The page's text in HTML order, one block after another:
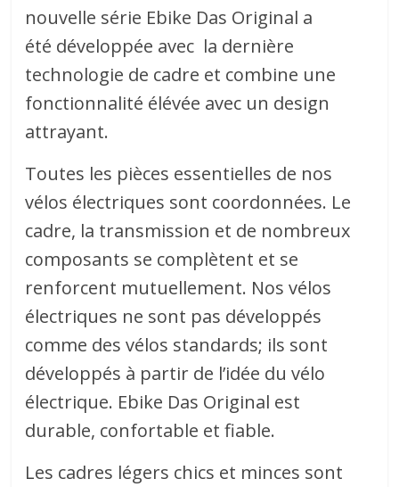
nouvelle série Ebike Das Original a
été développée avec la dernière
technologie de cadre et combine une
fonctionnalité élévée avec un design
attrayant.
Toutes les pièces essentielles de nos
vélos électriques sont coordonnées. Le
cadre, la transmission et de nombreux
composants se complètent et se
renforcent mutuellement. Nos vélos
électriques ne sont pas développés
comme des vélos standards; ils sont
développés à partir de l’idée du vélo
électrique. Ebike Das Original est
durable, confortable et fiable.
Les cadres légers chics et minces sont